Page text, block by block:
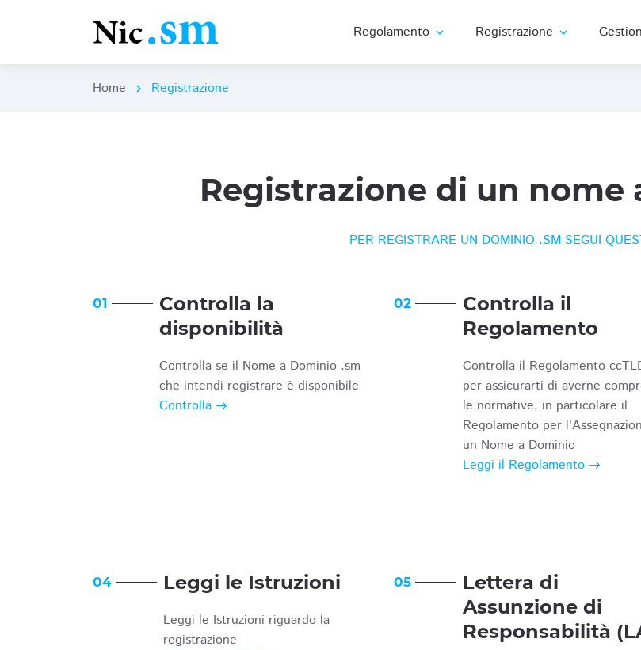
Regolamento expand_more Registrazione expand_more
Home chevron_right Registrazione
Registrazione di un nome
PER REGISTRARE UN DOMINIO .SM SEGUI
01
Controlla la
disponibilità
Controlla se il Nome a Dominio .sm
che intendi registrare è disponibile
Controlla
02
Controlla il
Regolamento
Controlla il Regolamento
per assicurarti di averne
le normative, in particolare il
Regolamento per
un Nome a Dominio
Leggi il Regolamento
04 Leggi le Istruzioni
Leggi le Istruzioni riguardo la
registrazione
05
Lettera di
Assunzione di
Responsabilità